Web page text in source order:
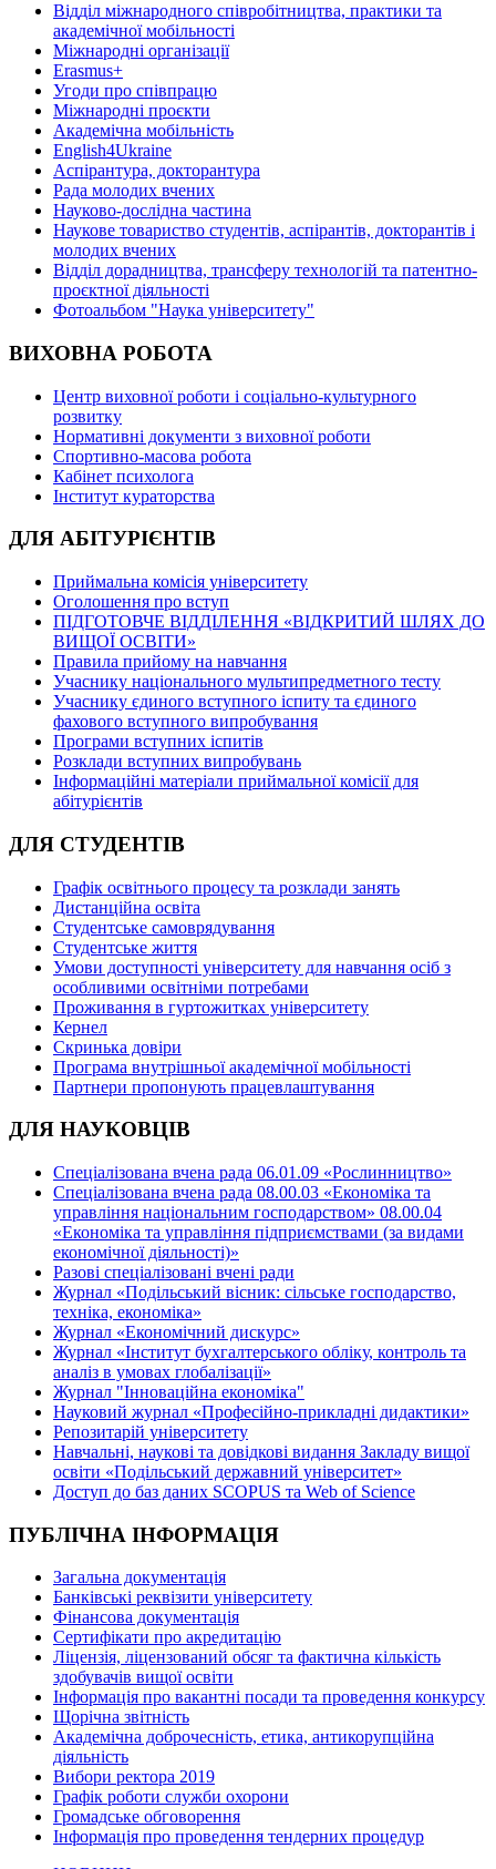
Відділ міжнародного співробітництва, практики та
академічної мобільності
Міжнародні організації
Erasmus+
Угоди про співпрацю
Міжнародні проєкти
Академічна мобільність
English4Ukraine
Аспірантура, докторантура
Рада молодих вчених
Науково-дослідна частина
Наукове товариство студентів, аспірантів, докторантів і
молодих вчених
Відділ дорадництва, трансферу технологій та патентно-
проєктної діяльності
Фотоальбом "Наука університету"
ВИХОВНА РОБОТА
Центр виховної роботи і соціально-культурного
розвитку
Нормативні документи з виховної роботи
Спортивно-масова робота
Кабінет психолога
Інститут кураторства
ДЛЯ АБІТУРІЄНТІВ
Приймальна комісія університету
Оголошення про вступ
ПІДГОТОВЧЕ ВІДДІЛЕННЯ «ВІДКРИТИЙ ШЛЯХ ДО
ВИЩОЇ ОСВІТИ»
Правила прийому на навчання
Учаснику національного мультипредметного тесту
Учаснику єдиного вступного іспиту та єдиного
фахового вступного випробування
Програми вступних іспитів
Розклади вступних випробувань
Інформаційні матеріали приймальної комісії для
абітурієнтів
ДЛЯ СТУДЕНТІВ
Графік освітнього процесу та розклади занять
Дистанційна освіта
Студентське самоврядування
Студентське життя
Умови доступності університету для навчання осіб з
особливими освітніми потребами
Проживання в гуртожитках університету
Кернел
Скринька довіри
Програма внутрішньої академічної мобільності
Партнери пропонують працевлаштування
ДЛЯ НАУКОВЦІВ
Спеціалізована вчена рада 06.01.09 «Рослинництво»
Спеціалізована вчена рада 08.00.03 «Економіка та
управління національним господарством» 08.00.04
«Економіка та управління підприємствами (за видами
економічної діяльності)»
Разові спеціалізовані вчені ради
Журнал «Подільський вісник: сільське господарство,
техніка, економіка»
Журнал «Економічний дискурс»
Журнал «Інститут бухгалтерського обліку, контроль та
аналіз в умовах глобалізації»
Журнал "Інноваційна економіка"
Науковий журнал «Професійно-прикладні дидактики»
Репозитарій університету
Навчальні, наукові та довідкові видання Закладу вищої
освіти «Подільський державний університет»
Доступ до баз даних SCOPUS та Web of Science
ПУБЛІЧНА ІНФОРМАЦІЯ
Загальна документація
Банківські реквізити університету
Фінансова документація
Сертифікати про акредитацію
Ліцензія, ліцензований обсяг та фактична кількість
здобувачів вищої освіти
Інформація про вакантні посади та проведення конкурсу
Щорічна звітність
Академічна доброчесність, етика, антикорупційна
діяльність
Вибори ректора 2019
Графік роботи служби охорони
Громадське обговорення
Інформація про проведення тендерних процедур